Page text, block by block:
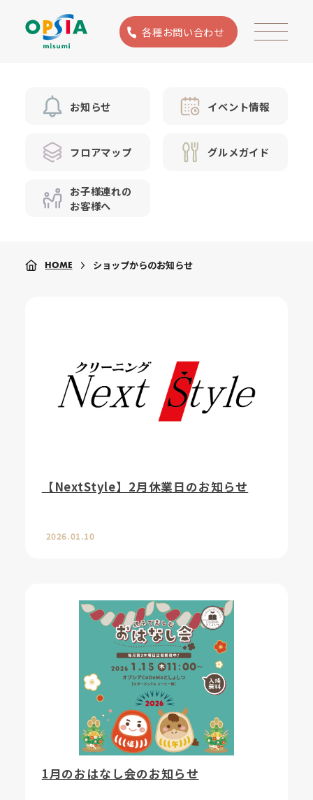
各種お問い合わせ
お知らせ イベント情報
フロアマップ グルメガイド
お子様連れの
お客様へ
HOME ショップからのお知らせ
【NextStyle】2月休業日のお知らせ
2026.01.10
1月のおはなし会のお知らせ